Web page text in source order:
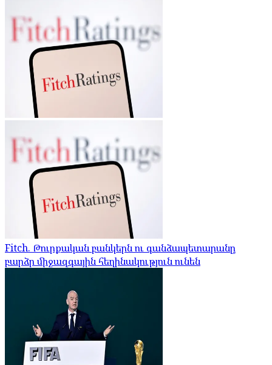
Fitch. Թուրքական բանկերն ու գանձապետարանը
բարձր միջազգային հեղինակություն ունեն